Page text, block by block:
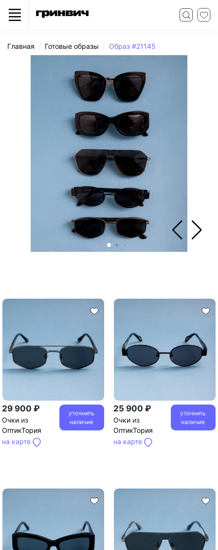
Главная Готовые образы Образ #21145
29 900 ₽
Очки из
ОптикТория
на карте
уточнить
наличие
25 900 ₽
Очки из
ОптикТория
на карте
уточнить
наличие